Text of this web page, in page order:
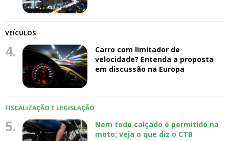
VEÍCULOS
4.
Carro com limitador de
velocidade? Entenda a proposta
em discussão na Europa
FISCALIZAÇÃO E LEGISLAÇÃO
5.
Nem todo calçado é permitido na
moto; veja o que diz o CTB